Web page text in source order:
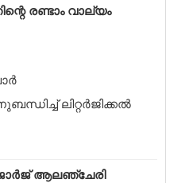
രണ്ടാം വാല്യം
ലിറ്റർജിക്കൽ
ആലഞ്ചേരി